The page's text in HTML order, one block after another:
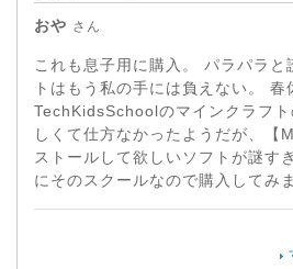
おや さん
これも息子用に購入。 パラパラと
トはもう私の手には負えない。 春
TechKidsSchoolのマインクラフ
しくて仕方なかったようだが、【
ストールして欲しいソフトが謎す
にそのスクールなので購入してみ